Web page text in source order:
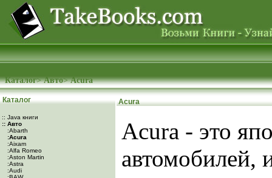
Каталог>Авто>Acura
Каталог
:: Java книги
:: Авто
:Abarth
:Acura
:Aixam
:Alfa Romeo
:Aston Martin
:Astra
:Audi
Acura
Acura - это
автомобилей,